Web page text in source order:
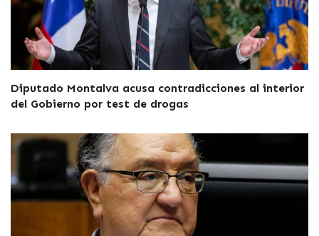
Diputado Montalva acusa contradicciones al interior
del Gobierno por test de drogas